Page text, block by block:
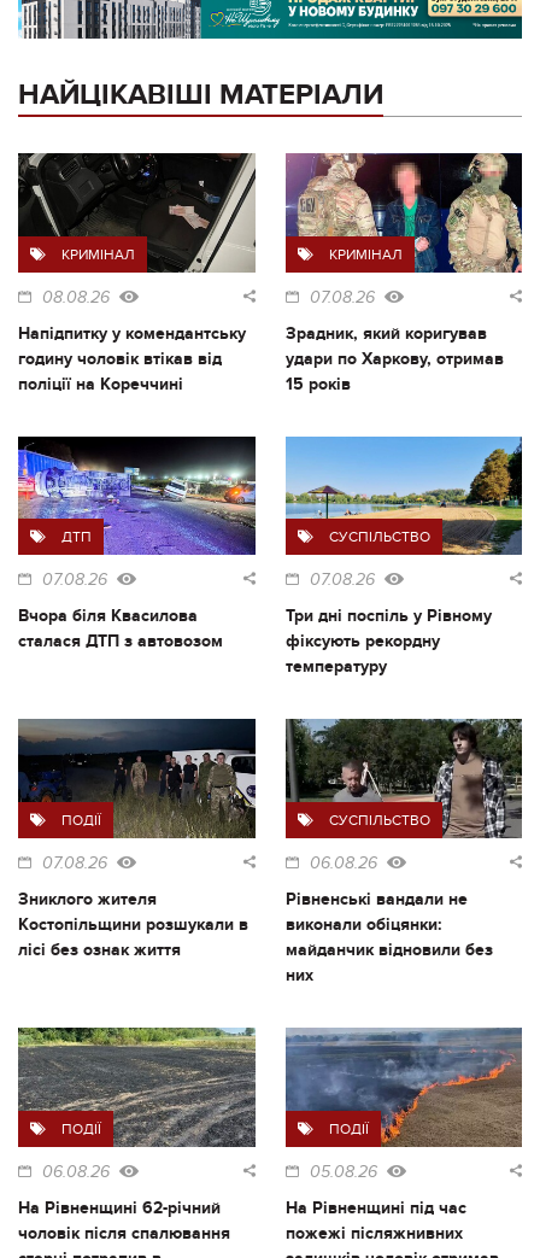
НАЙЦІКАВІШІ МАТЕРІАЛИ
КРИМІНАЛ
08.08.26
Напідпитку у комендантську
годину чоловік втікав від
поліції на Кореччині
КРИМІНАЛ
07.08.26
Зрадник, який коригував
удари по Харкову, отримав
15 років
ДТП
07.08.26
Вчора біля Квасилова
сталася ДТП з автовозом
СУСПІЛЬСТВО
07.08.26
Три дні поспіль у Рівному
фіксують рекордну
температуру
ПОДІЇ
07.08.26
Зниклого жителя
Костопільщини розшукали в
лісі без ознак життя
СУСПІЛЬСТВО
06.08.26
Рівненські вандали не
виконали обіцянки:
майданчик відновили без
них
ПОДІЇ
06.08.26
На Рівненщині 62-річний
чоловік після спалювання
ПОДІЇ
05.08.26
На Рівненщині під час
пожежі післяжнивних